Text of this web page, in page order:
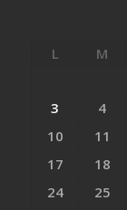
L M
3
4
10
11
17
18
24
25